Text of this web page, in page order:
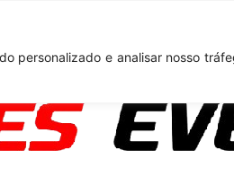
personalizado e analisar nosso